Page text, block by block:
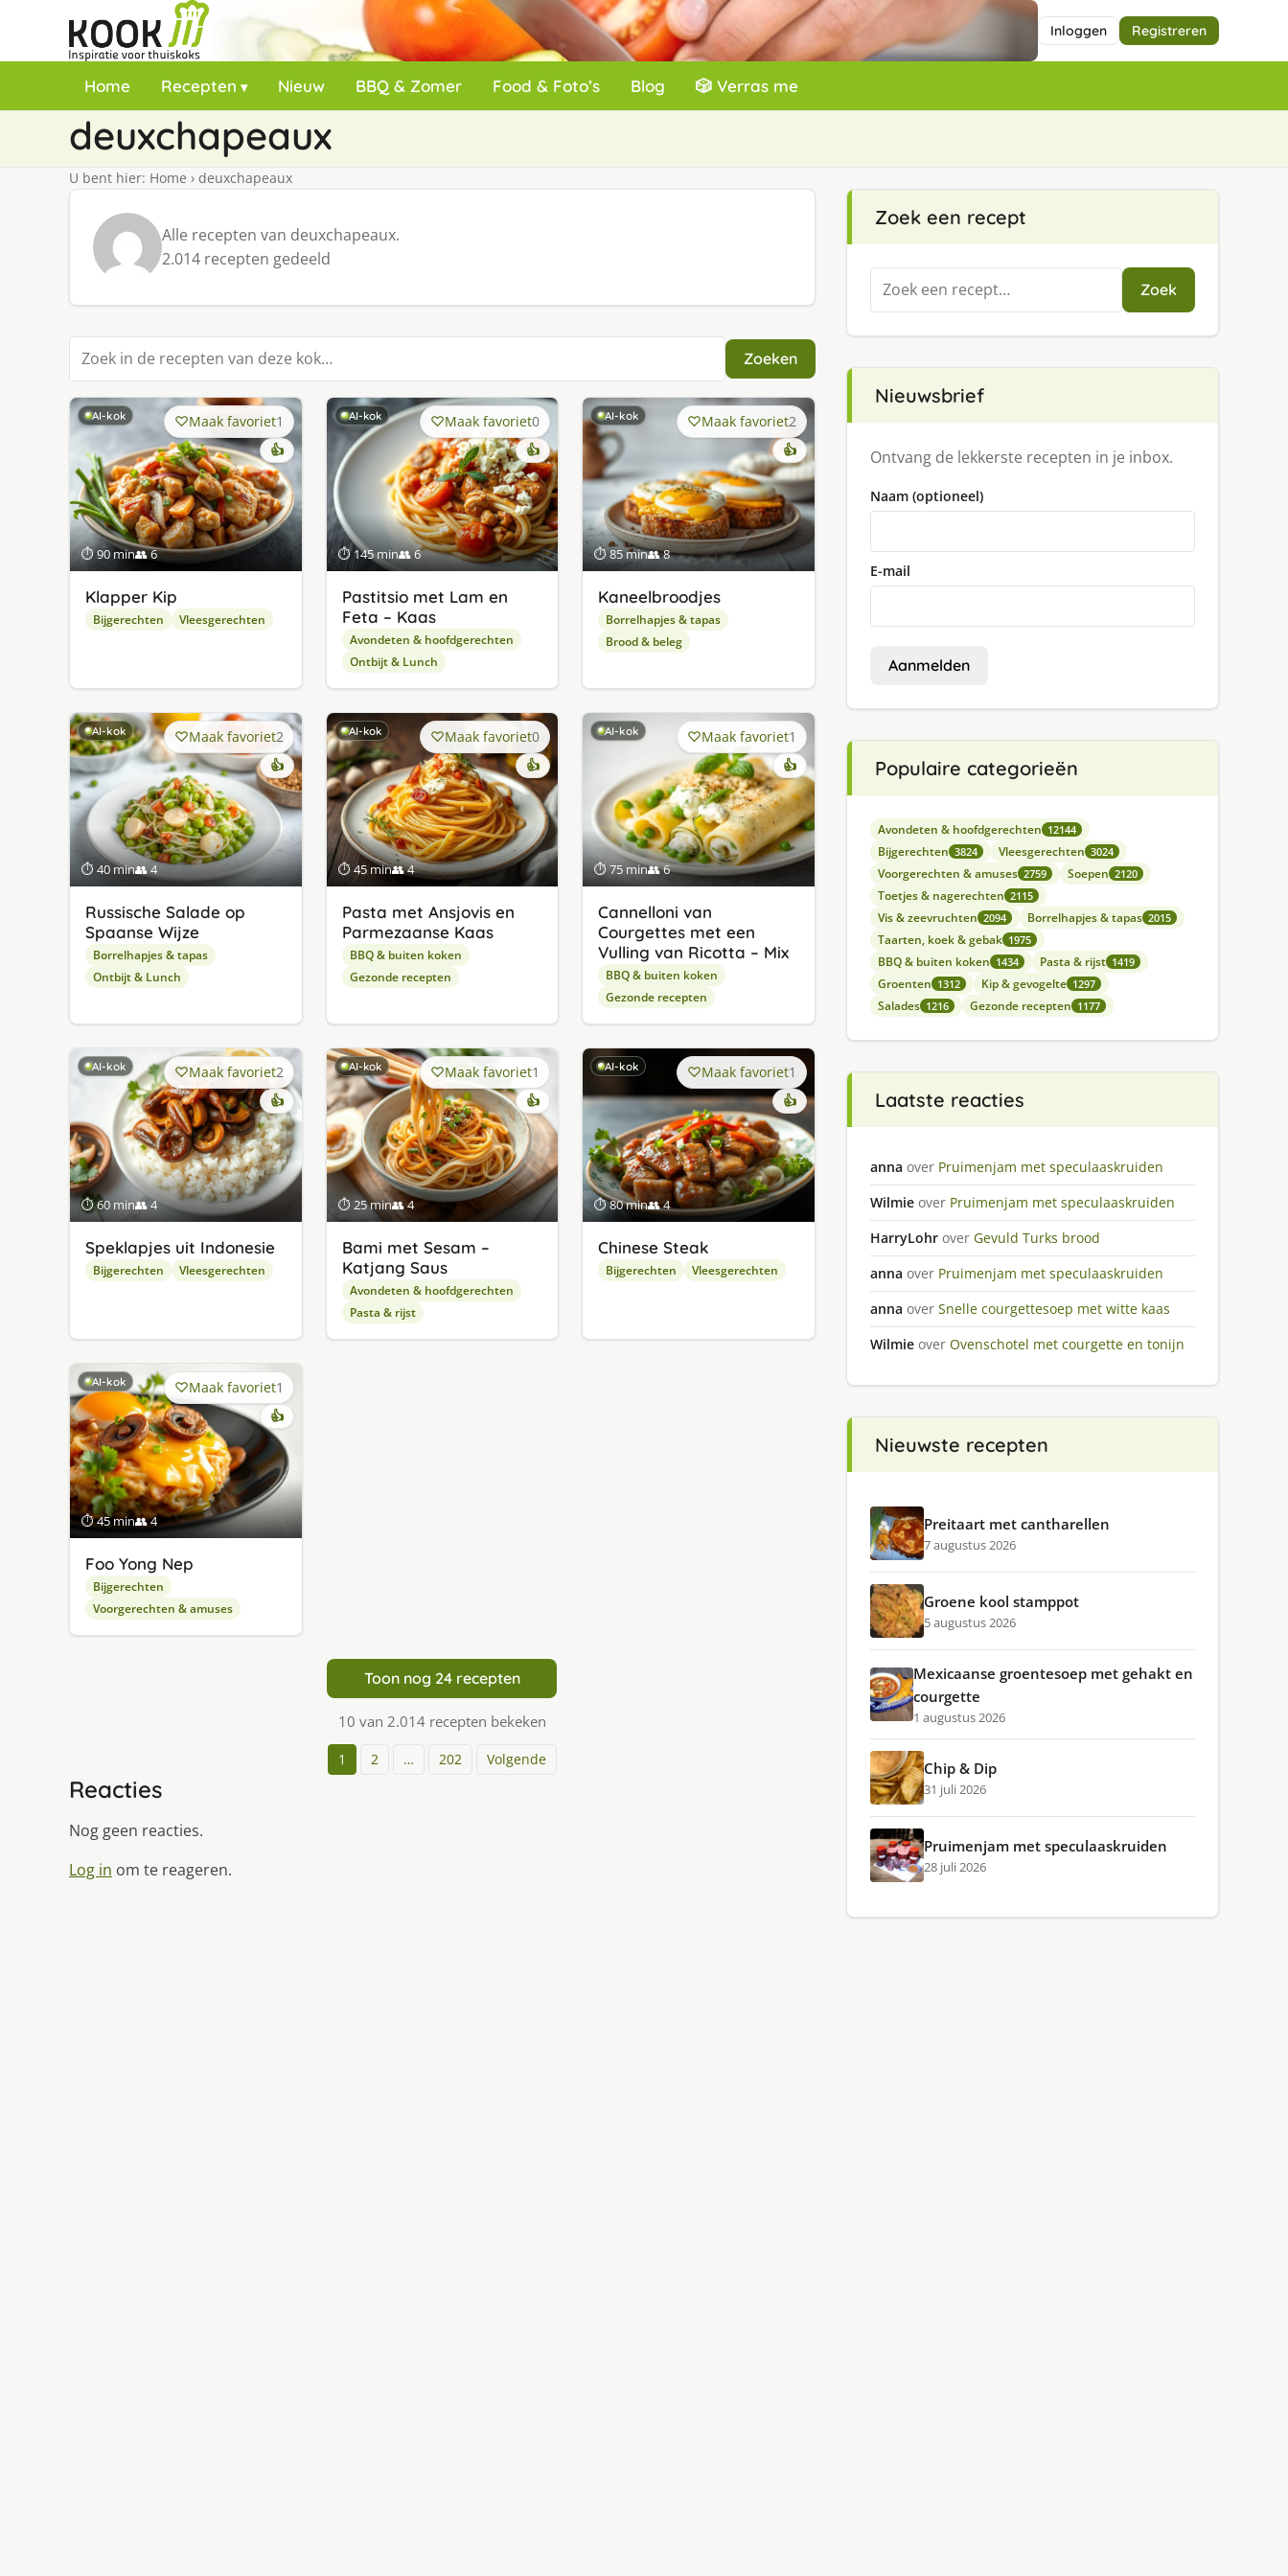
Inloggen Registreren
Home Recepten Nieuw BBQ & Zomer Food & Foto’s Blog 🎲 Verras me
deuxchapeaux
U bent hier: Home › deuxchapeaux
Alle recepten van deuxchapeaux.
2.014 recepten gedeeld
Zoek in recepten Zoeken
AI-kok
⏱ 90 min👥 6
Maak favoriet1
👍
Klapper Kip
Bijgerechten Vleesgerechten
AI-kok
⏱ 145 min👥 6
Maak favoriet0
👍
Pastitsio met Lam en
Feta – Kaas
Avondeten & hoofdgerechten
Ontbijt & Lunch
AI-kok
⏱ 85 min👥 8
Maak favoriet2
👍
Kaneelbroodjes
Borrelhapjes & tapas
Brood & beleg
AI-kok
⏱ 40 min👥 4
Maak favoriet2
👍
Russische Salade op
Spaanse Wijze
Borrelhapjes & tapas
Ontbijt & Lunch
AI-kok
⏱ 45 min👥 4
Maak favoriet0
👍
Pasta met Ansjovis en
Parmezaanse Kaas
BBQ & buiten koken
Gezonde recepten
AI-kok
⏱ 75 min👥 6
Maak favoriet1
👍
Cannelloni van
Courgettes met een
Vulling van Ricotta – Mix
BBQ & buiten koken
Gezonde recepten
AI-kok
⏱ 60 min👥 4
Maak favoriet2
👍
Speklapjes uit Indonesie
Bijgerechten Vleesgerechten
AI-kok
⏱ 25 min👥 4
Maak favoriet1
👍
Bami met Sesam –
Katjang Saus
Avondeten & hoofdgerechten
Pasta & rijst
AI-kok
⏱ 80 min👥 4
Maak favoriet1
👍
Chinese Steak
Bijgerechten Vleesgerechten
AI-kok
⏱ 45 min👥 4
Maak favoriet1
👍
Foo Yong Nep
Bijgerechten
Voorgerechten & amuses
Toon nog 24 recepten
10 van 2.014 recepten bekeken
1 2 … 202 Volgende
Reacties
Nog geen reacties.
Log in om te reageren.
Zoek een recept
Zoeken
naar:
Zoek
Nieuwsbrief
Ontvang de lekkerste recepten in je inbox.
Naam (optioneel)
E-mail
Aanmelden
Populaire categorieën
Avondeten & hoofdgerechten 12144
Bijgerechten 3824 Vleesgerechten 3024
Voorgerechten & amuses 2759 Soepen 2120
Toetjes & nagerechten 2115
Vis & zeevruchten 2094 Borrelhapjes & tapas 2015
Taarten, koek & gebak 1975
BBQ & buiten koken 1434 Pasta & rijst 1419
Groenten 1312 Kip & gevogelte 1297
Salades 1216 Gezonde recepten 1177
Laatste reacties
anna over Pruimenjam met speculaaskruiden
Wilmie over Pruimenjam met speculaaskruiden
HarryLohr over Gevuld Turks brood
anna over Pruimenjam met speculaaskruiden
anna over Snelle courgettesoep met witte kaas
Wilmie over Ovenschotel met courgette en tonijn
Nieuwste recepten
Preitaart met cantharellen
7 augustus 2026
Groene kool stamppot
5 augustus 2026
Mexicaanse groentesoep met gehakt en
courgette
1 augustus 2026
Chip & Dip
31 juli 2026
Pruimenjam met speculaaskruiden
28 juli 2026